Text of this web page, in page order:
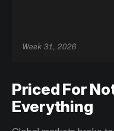
Priced For
Everything